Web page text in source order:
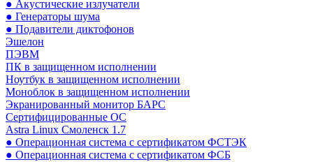
● Акустические излучатели
● Генераторы шума
● Подавители диктофонов
Эшелон
ПЭВМ
ПК в защищенном исполнении
Ноутбук в защищенном исполнении
Моноблок в защищенном исполнении
Экранированный монитор БАРС
Сертифицированные ОС
Astra Linux Смоленск 1.7
● Операционная система с сертификатом ФСТЭК
● Операционная система с сертификатом ФСБ